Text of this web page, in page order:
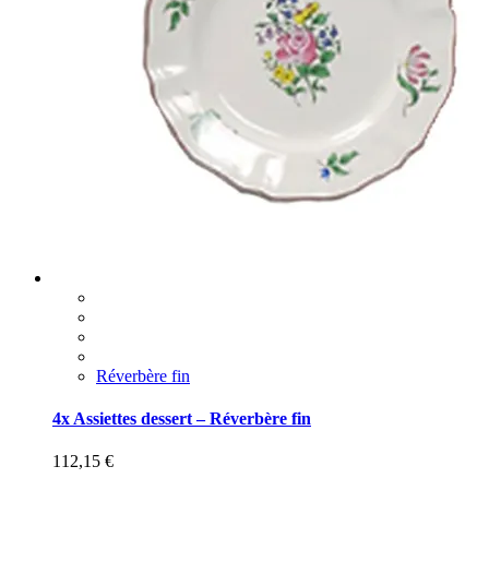
Réverbère fin
4x Assiettes dessert – Réverbère fin
112,15 €